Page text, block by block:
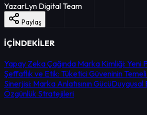
YazarLyn Digital Team
Paylaş
İÇİNDEKİLER
Yapay Zeka Çağında Marka Kimliği: Yeni
Şeffaflık ve Etik: Tüketici Güveninin Temeli
Sinerjisi: Marka Anlatısının GücüDuygusal
Özgünlük Stratejileri